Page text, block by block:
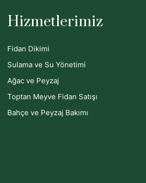
Hizmetlerimiz
Fidan Dikimi
Sulama ve Su Yönetimi
Ağac ve Peyzaj
Toptan Meyve Fidan Satışı
Bahçe ve Peyzaj Bakımı